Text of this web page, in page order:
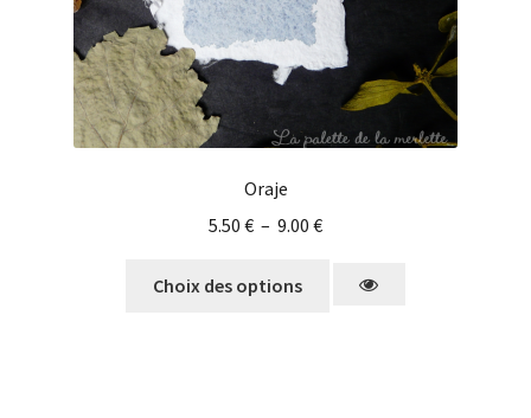
Oraje
5.50 € – 9.00 €
Choix des options